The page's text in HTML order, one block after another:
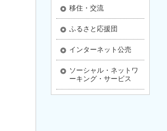
移住・交流
ふるさと応援団
インターネット公売
ソーシャル・ネットワ
ーキング・サービス